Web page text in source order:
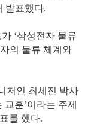
발표했다.
‘삼성전자 물류
의 물류 체계와
저인 최세진 박사
교훈’이라는 주제
를 했다.